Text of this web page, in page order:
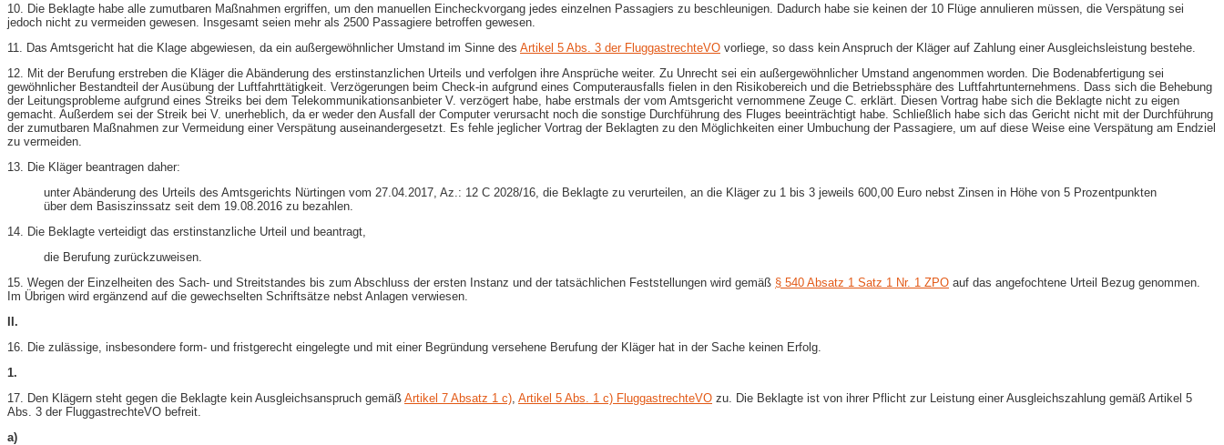
10. Die Beklagte habe alle zumutbaren Maßnahmen ergriffen, um den manuellen Eincheckvorgang jedes einzelnen Passagiers zu beschleunigen. Dadurch habe sie keinen der 10 Flüge annulieren müssen, die Verspätung sei
jedoch nicht zu vermeiden gewesen. Insgesamt seien mehr als 2500 Passagiere betroffen gewesen.
11. Das Amtsgericht hat die Klage abgewiesen, da ein außergewöhnlicher Umstand im Sinne des Artikel 5 Abs. 3 der FluggastrechteVO vorliege, so dass kein Anspruch der Kläger auf Zahlung einer Ausgleichsleistung bestehe.
12. Mit der Berufung erstreben die Kläger die Abänderung des erstinstanzlichen Urteils und verfolgen ihre Ansprüche weiter. Zu Unrecht sei ein außergewöhnlicher Umstand angenommen worden. Die Bodenabfertigung sei
gewöhnlicher Bestandteil der Ausübung der Luftfahrttätigkeit. Verzögerungen beim Check-​in aufgrund eines Computerausfalls fielen in den Risikobereich und die Betriebssphäre des Luftfahrtunternehmens. Dass sich die Behebung
der Leitungsprobleme aufgrund eines Streiks bei dem Telekommunikationsanbieter V. verzögert habe, habe erstmals der vom Amtsgericht vernommene Zeuge C. erklärt. Diesen Vortrag habe sich die Beklagte nicht zu eigen
gemacht. Außerdem sei der Streik bei V. unerheblich, da er weder den Ausfall der Computer verursacht noch die sonstige Durchführung des Fluges beeinträchtigt habe. Schließlich habe sich das Gericht nicht mit der Durchführung
der zumutbaren Maßnahmen zur Vermeidung einer Verspätung auseinandergesetzt. Es fehle jeglicher Vortrag der Beklagten zu den Möglichkeiten einer Umbuchung der Passagiere, um auf diese Weise eine Verspätung am Endziel
zu vermeiden.
13. Die Kläger beantragen daher:
unter Abänderung des Urteils des Amtsgerichts Nürtingen vom 27.04.2017, Az.: 12 C 2028/16, die Beklagte zu verurteilen, an die Kläger zu 1 bis 3 jeweils 600,00 Euro nebst Zinsen in Höhe von 5 Prozentpunkten
über dem Basiszinssatz seit dem 19.08.2016 zu bezahlen.
14. Die Beklagte verteidigt das erstinstanzliche Urteil und beantragt,
die Berufung zurückzuweisen.
15. Wegen der Einzelheiten des Sach- und Streitstandes bis zum Abschluss der ersten Instanz und der tatsächlichen Feststellungen wird gemäß § 540 Absatz 1 Satz 1 Nr. 1 ZPO auf das angefochtene Urteil Bezug genommen.
Im Übrigen wird ergänzend auf die gewechselten Schriftsätze nebst Anlagen verwiesen.
II.
16. Die zulässige, insbesondere form- und fristgerecht eingelegte und mit einer Begründung versehene Berufung der Kläger hat in der Sache keinen Erfolg.
1.
17. Den Klägern steht gegen die Beklagte kein Ausgleichsanspruch gemäß Artikel 7 Absatz 1 c) Artikel 5 Abs. 1 c) FluggastrechteVO zu. Die Beklagte ist von ihrer Pflicht zur Leistung einer Ausgleichszahlung gemäß Artikel 5
Abs. 3 der FluggastrechteVO befreit.
a)